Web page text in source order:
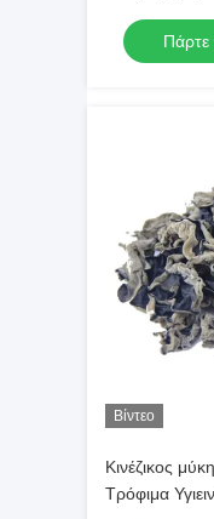
Πάρτε
Βίντεο
Κινέζικος
Τρόφιμα